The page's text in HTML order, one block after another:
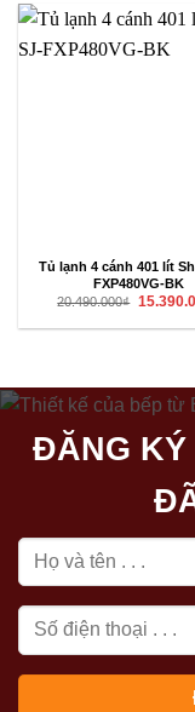
Tủ lạnh 4 cánh 401 lít
FXP480VG-BK
20.490.000₫ Giá
là:
ĐĂNG KÝ